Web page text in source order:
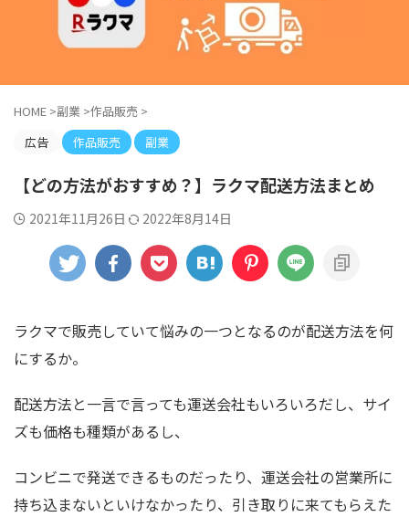
HOME >副業 >作品販売 >
広告
作品販売 副業
【どの方法がおすすめ？】ラクマ配送方法まとめ
2021年11月26日 2022年8月14日
ラクマで販売していて悩みの一つとなるのが配送方法を何
にするか。
配送方法と一言で言っても運送会社もいろいろだし、サイ
ズも価格も種類があるし、
コンビニで発送できるものだったり、運送会社の営業所に
持ち込まないといけなかったり、引き取りに来てもらえた